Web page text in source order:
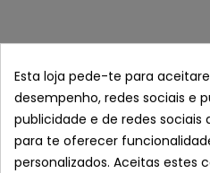
Life Puppy Mini
Esta loja pede-te para
desempenho, redes sociais e
publicidade e de redes sociais
para te oferecer
personalizados. Aceitas estes